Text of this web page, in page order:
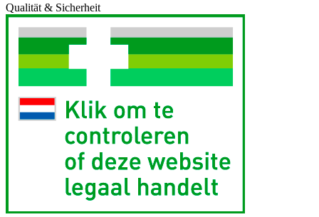
Qualität & Sicherheit